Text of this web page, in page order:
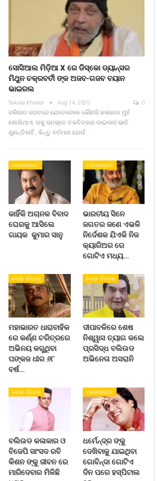
ସୋସିଆଲ ମିଡ଼ିଆ X ରେ ଡିସ୍କୋ ଡ୍ୟାନ୍ସର
ମିଥୁନ ଚକ୍ରବର୍ତୀ ଙ୍କ ଅଜବ-ଗଜବ ବୟାନ
ଭାଇରଲ
Sakala Khabar Aug 14, 2025 0
ବଲିଉଡ ଜଗତରେ ଯେତେବେଳେ କୌଣସି କଳାକାର ମୁହଁ
ଖୋଲିଥାଏ, ତାକୁ ସମସ୍ତେ ଚଳଚିତ୍ରର ଡାଇଲଗ ଭାବି
ଶୁଣନ୍ତିନାହିଁ , କିନ୍ତୁ ବର୍ତମାନ ଯେଉଁ…
ମନୋରଞ୍ଜନ
କାହିଁକି ଅଚାନକ ବିବାଦ
ଘେରକୁ ଆସିଲେ
ଗାୟକ କୁମାର ସାନୁ
ମନୋରଞ୍ଜନ
ଭାରତୀୟ ସିନେ
ଜଗତର ଜଣେ ଏଭଳି
ନିର୍ଦେଶକ ଯିଏକି ନିଜ
କ୍ୟାରିଅର ରେ
ଗୋଟିଏ ମଧ୍ୟ…
ଦେଶ- ବିଦେଶ
ମହାଭାରତ ଧାରାବାହିକ
ରେ କର୍ଣ୍ଣ ଚରିତ୍ରରେ
ଅଭିନୟ କରୁଥିବା
ପଙ୍କଜ ଧୀର ୬୮
ବର୍ଷ…
ଦେଶ- ବିଦେଶ
ଦୀପାବଳିରେ ଶେଷ
ନିଶ୍ୱାସ ତ୍ୟାଗ କଲେ
ପ୍ରସିଦ୍ଧ ବଲିଉଡ
ଅଭିନେତା ଅସରାନି
ଦେଶ- ବିଦେଶ
ବଲିଉଡ କଳାକାର ଓ
ବିଜେପି ସାଂସଦ ରବି
କିଶନ ଙ୍କୁ ଜୀବନ ରେ
ମାରିଦେବାର ମିଳିଛି
ମନୋରଞ୍ଜନ
ଧର୍ମେନ୍ଦ୍ର ଙ୍କୁ
ଦେଖିବାକୁ ଯାଇଥିବା
ଗୋବିନ୍ଦା ଗୋଟିଏ
ଦିନ ପରେ ହସ୍ପିଟାଲ